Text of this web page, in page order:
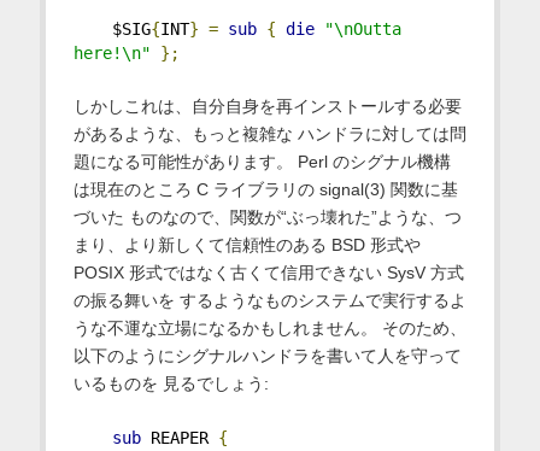
$SIG{INT} = sub { die
"\nOutta
here!\n"
};
しかしこれは、自分自身を再インストールする必要
があるような、もっと複雑な ハンドラに対しては問
題になる可能性があります。 Perl のシグナル機構
は現在のところ C ライブラリの signal(3) 関数に基
づいた ものなので、関数が“ぶっ壊れた”ような、つ
まり、より新しくて信頼性のある BSD 形式や
POSIX 形式ではなく古くて信用できない SysV 方式
の振る舞いを するようなものシステムで実行するよ
うな不運な立場になるかもしれません。 そのため、
以下のようにシグナルハンドラを書いて人を守って
いるものを 見るでしょう:
sub REAPER {